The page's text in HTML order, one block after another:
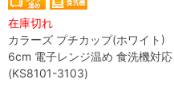
在庫切れ
カラーズ プチカップ(ホワイト)
6cm 電子レンジ温め 食洗機対応
(KS8101-3103)